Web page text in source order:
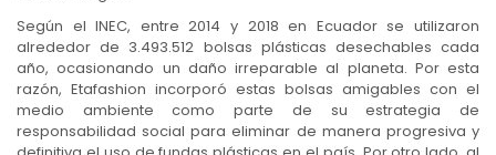
Según el INEC, entre 2014 y 2018 en Ecuador se utilizaron
alrededor de 3.493.512 bolsas plásticas desechables cada
año, ocasionando un daño irreparable al planeta. Por esta
razón, Etafashion incorporó estas bolsas amigables con el
medio ambiente como parte de su estrategia de
responsabilidad social para eliminar de manera progresiva y